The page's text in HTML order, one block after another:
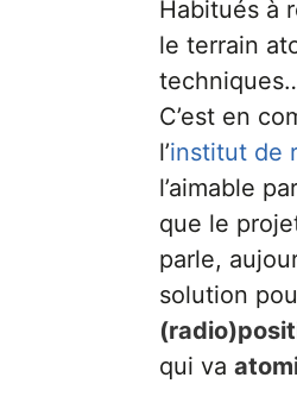
Habitués à
le terrain
C’est en
l’institut de
l’aimable
que le
parle,
solution
qui va